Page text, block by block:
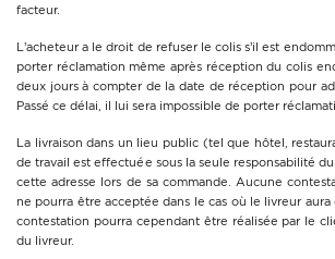
facteur.
L’acheteur a le droit de refuser le colis s’il est
porter réclamation même après réception du colis
deux jours à compter de la date de réception pour
Passé ce délai, il lui sera impossible de porter
La livraison dans un lieu public (tel que hôtel,
de travail est effectuée sous la seule responsabilité
cette adresse lors de sa commande. Aucune
ne pourra être acceptée dans le cas où le livreur
contestation pourra cependant être réalisée par le
du livreur.